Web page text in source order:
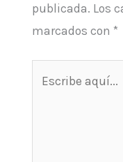
publicada. Los
marcados con *